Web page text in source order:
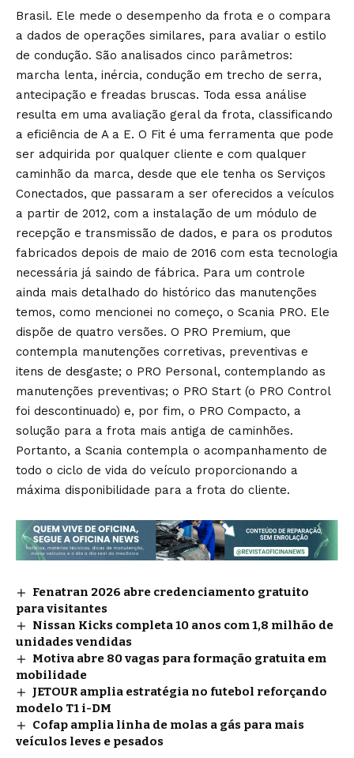
Brasil. Ele mede o desempenho da frota e o compara
a dados de operações similares, para avaliar o estilo
de condução. São analisados cinco parâmetros:
marcha lenta, inércia, condução em trecho de serra,
antecipação e freadas bruscas. Toda essa análise
resulta em uma avaliação geral da frota, classificando
a eficiência de A a E. O Fit é uma ferramenta que pode
ser adquirida por qualquer cliente e com qualquer
caminhão da marca, desde que ele tenha os Serviços
Conectados, que passaram a ser oferecidos a veículos
a partir de 2012, com a instalação de um módulo de
recepção e transmissão de dados, e para os produtos
fabricados depois de maio de 2016 com esta tecnologia
necessária já saindo de fábrica. Para um controle
ainda mais detalhado do histórico das manutenções
temos, como mencionei no começo, o Scania PRO. Ele
dispõe de quatro versões. O PRO Premium, que
contempla manutenções corretivas, preventivas e
itens de desgaste; o PRO Personal, contemplando as
manutenções preventivas; o PRO Start (o PRO Control
foi descontinuado) e, por fim, o PRO Compacto, a
solução para a frota mais antiga de caminhões.
Portanto, a Scania contempla o acompanhamento de
todo o ciclo de vida do veículo proporcionando a
máxima disponibilidade para a frota do cliente.
Fenatran 2026 abre credenciamento gratuito
para visitantes
Nissan Kicks completa 10 anos com 1,8 milhão de
unidades vendidas
Motiva abre 80 vagas para formação gratuita em
mobilidade
JETOUR amplia estratégia no futebol reforçando
modelo T1 i-DM
Cofap amplia linha de molas a gás para mais
veículos leves e pesados